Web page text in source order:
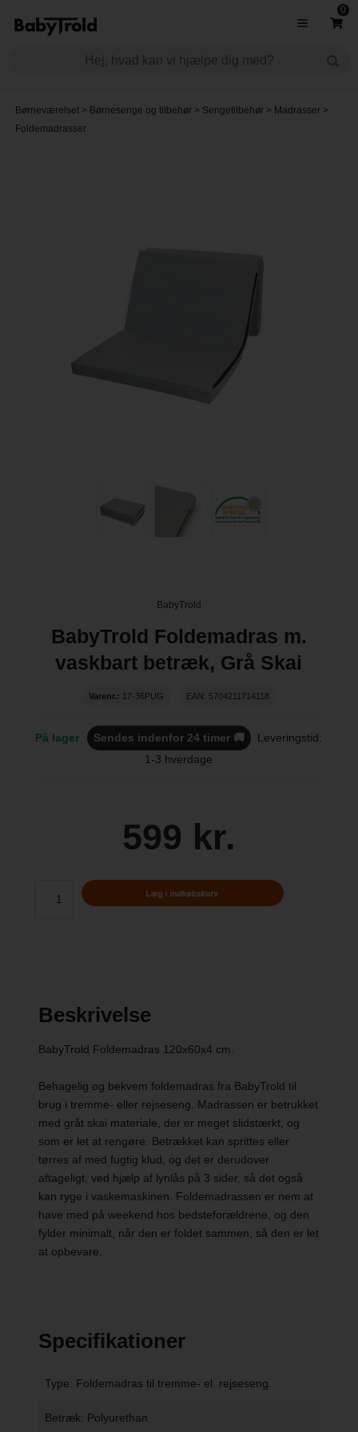
0
Børneværelset> Børnesenge og tilbehør> Sengetilbehør> Madrasser>
Foldemadrasser
BabyTrold
BabyTrold Foldemadras m.
vaskbart betræk, Grå Skai
Varenr.: 17-36PUG EAN: 5704211714118
På lager Sendes indenfor 24 timer 🚚
Leveringstid:
1-3 hverdage
599 kr.
Beskrivelse
BabyTrold Foldemadras 120x60x4 cm.
Behagelig og bekvem foldemadras fra BabyTrold til
brug i tremme- eller rejseseng. Madrassen er betrukket
med gråt skai materiale, der er meget slidstærkt, og
som er let at rengøre. Betrækket kan sprittes eller
tørres af med fugtig klud, og det er derudover
aftageligt, ved hjælp af lynlås på 3 sider, så det også
kan ryge i vaskemaskinen. Foldemadrassen er nem at
have med på weekend hos bedsteforældrene, og den
fylder minimalt, når den er foldet sammen, så den er let
at opbevare.
Specifikationer
Type: Foldemadras til tremme- el. rejseseng.
Betræk: Polyurethan